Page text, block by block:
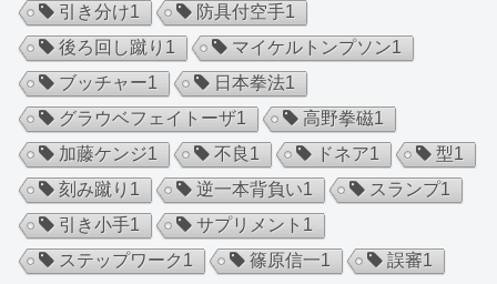
引き分け1 防具付空手1
後ろ回し蹴り 1 マイケルトンプソン1
ブッチャー1 日本拳法1
グラウベフェイトーザ1 高野拳磁1
加藤ケンジ1 不良 1 ドネア1 型1
刻み蹴り 1 逆一本背負い1 スランプ1
引き小手1 サプリメント 1
ステップワーク1 篠原信一1 誤審1